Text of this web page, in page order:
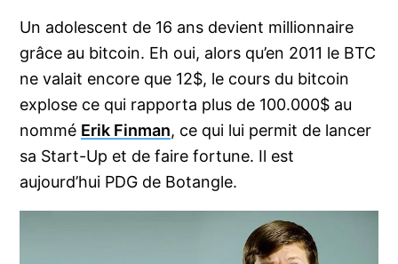
Un adolescent de 16 ans devient millionnaire
grâce au bitcoin. Eh oui, alors qu’en 2011 le BTC
ne valait encore que 12$, le cours du bitcoin
explose ce qui rapporta plus de 100.000$ au
nommé Erik Finman, ce qui lui permit de lancer
sa Start-Up et de faire fortune. Il est
aujourd’hui PDG de Botangle.